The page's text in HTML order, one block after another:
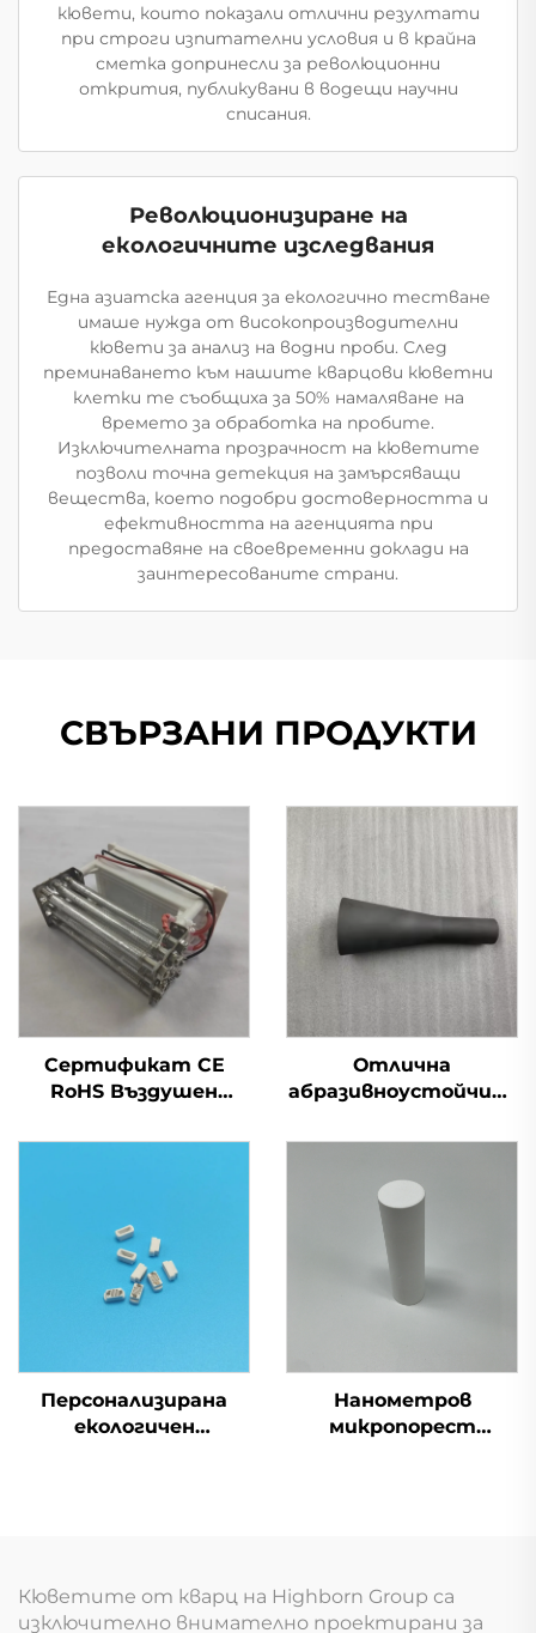
кювети, които показали отлични резултати
при строги изпитателни условия и в крайна
сметка допринесли за революционни
открития, публикувани в водещи научни
списания.
Революционизиране на
екологичните изследвания
Една азиатска агенция за екологично тестване
имаше нужда от високопроизводителни
кювети за анализ на водни проби. След
преминаването към нашите кварцови кюветни
клетки те съобщиха за 50% намаляване на
времето за обработка на пробите.
Изключителната прозрачност на кюветите
позволи точна детекция на замърсяващи
вещества, което подобри достоверността и
ефективността на агенцията при
предоставяне на своевременни доклади на
заинтересованите страни.
СВЪРЗАНИ ПРОДУКТИ
Сертификат CE
RoHS Въздушен
модул 220V 60g
Отлична
абразивноустойчива
карбид и керамична
пясъкоструйна
машина
Персонализирана
екологичен
разпръскване
Нанометров
микропорест
Кюветите от кварц на Highborn Group са
изключително внимателно проектирани за